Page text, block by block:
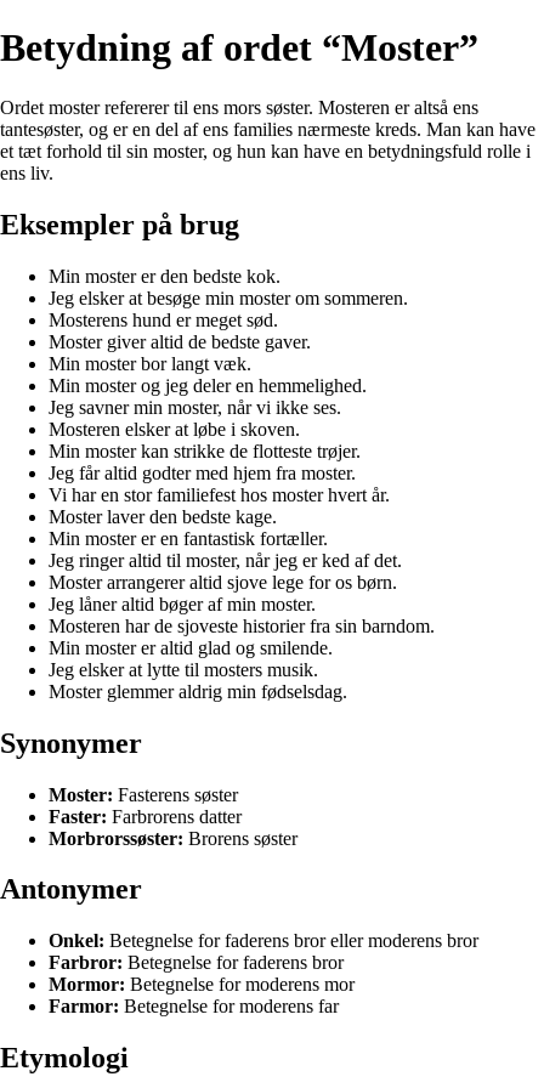
Betydning af ordet “Moster”
Ordet moster refererer til ens mors søster. Mosteren er altså ens
tantesøster, og er en del af ens families nærmeste kreds. Man kan have
et tæt forhold til sin moster, og hun kan have en betydningsfuld rolle i
ens liv.
Eksempler på brug
Min moster er den bedste kok.
Jeg elsker at besøge min moster om sommeren.
Mosterens hund er meget sød.
Moster giver altid de bedste gaver.
Min moster bor langt væk.
Min moster og jeg deler en hemmelighed.
Jeg savner min moster, når vi ikke ses.
Mosteren elsker at løbe i skoven.
Min moster kan strikke de flotteste trøjer.
Jeg får altid godter med hjem fra moster.
Vi har en stor familiefest hos moster hvert år.
Moster laver den bedste kage.
Min moster er en fantastisk fortæller.
Jeg ringer altid til moster, når jeg er ked af det.
Moster arrangerer altid sjove lege for os børn.
Jeg låner altid bøger af min moster.
Mosteren har de sjoveste historier fra sin barndom.
Min moster er altid glad og smilende.
Jeg elsker at lytte til mosters musik.
Moster glemmer aldrig min fødselsdag.
Synonymer
Moster: Fasterens søster
Faster: Farbrorens datter
Morbrorssøster: Brorens søster
Antonymer
Onkel: Betegnelse for faderens bror eller moderens bror
Farbror: Betegnelse for faderens bror
Mormor: Betegnelse for moderens mor
Farmor: Betegnelse for moderens far
Etymologi